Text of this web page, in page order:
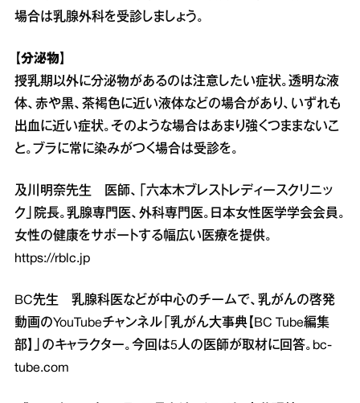
場合は乳腺外科を受診しましょう。
【分泌物】
授乳期以外に分泌物があるのは注意したい症状。透明な液
体、赤や黒、茶褐色に近い液体などの場合があり、いずれも
出血に近い症状。そのような場合はあまり強くつままないこ
と。ブラに常に染みがつく場合は受診を。
及川明奈先生 医師、「六本木ブレストレディースクリニッ
ク」院長。乳腺専門医、外科専門医。日本女性医学学会会員。
女性の健康をサポートする幅広い医療を提供。
https://rblc.jp
BC先生 乳腺科医などが中心のチームで、乳がんの啓発
動画のYouTubeチャンネル「乳がん大事典【BC Tube編集
部】」のキャラクター。今回は5人の医師が取材に回答。 bc-
tube.com